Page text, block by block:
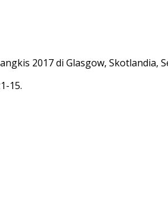
2017 di Glasgow, Skotlandia,
15.